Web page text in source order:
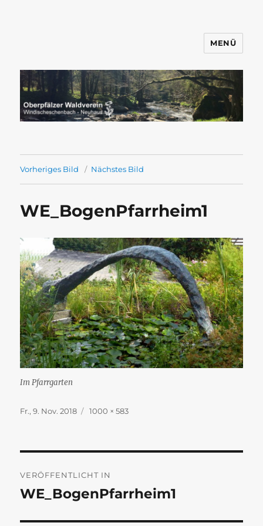
Windischeschenbach-Neuhaus
MENÜ
Vorheriges Bild Nächstes Bild
WE_BogenPfarrheim1
Im Pfarrgarten
Veröffentlicht
Fr., 9. Nov. 2018 Originalgröße
1000 × 583
VERÖFFENTLICHT IN
WE_BogenPfarrheim1